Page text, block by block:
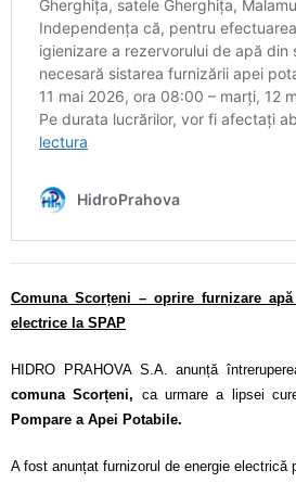
Comuna Scorțeni – oprire furnizare
electrice la SPAP
HIDRO PRAHOVA S.A. anunță
comuna Scorțeni, ca urmare a lipsei
Pompare a Apei Potabile.
A fost anunțat furnizorul de energie electrică